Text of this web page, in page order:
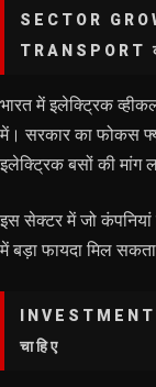
SECTOR
TRANSPORT
भारत में इलेक्ट्रिक
में। सरकार का फोकस
इलेक्ट्रिक बसों की मांग
इस सेक्टर में जो
में बड़ा फायदा मिल
चाहिए